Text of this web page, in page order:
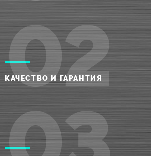
02
КАЧЕСТВО И ГАРАНТИЯ